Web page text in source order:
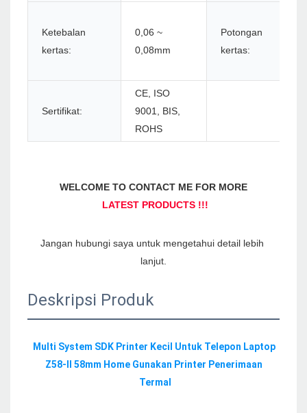
Ketebalan
kertas:
0,06 ~
0,08mm
Potongan
kertas:
Sertifikat:
CE, ISO
9001, BIS,
ROHS
Jangan hubungi saya untuk mengetahui detail lebih
Deskripsi Produk
Multi System SDK Printer Kecil Untuk Telepon Laptop
Z58-II 58mm Home Gunakan Printer Penerimaan